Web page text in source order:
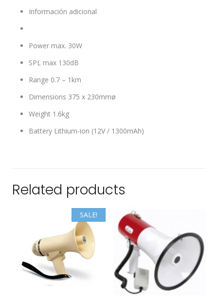
Información adicional
Power max. 30W
SPL max 130dB
Range 0.7 – 1km
Dimensions 375 x 230mmø
Weight 1.6kg
Battery Lithium-ion (12V / 1300mAh)
Related products
SALE!